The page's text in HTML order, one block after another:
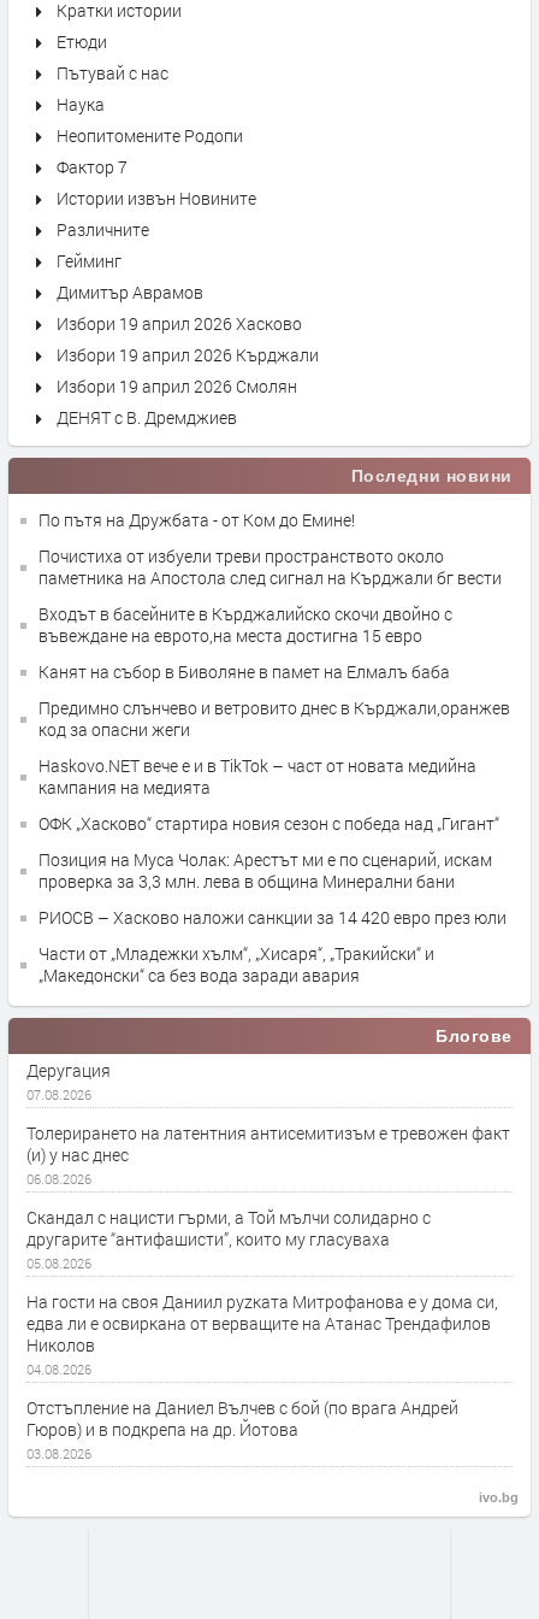
Кратки истории
Етюди
Пътувай с нас
Наука
Неопитомените Родопи
Фактор 7
Истории извън Новините
Различните
Гейминг
Димитър Аврамов
Избори 19 април 2026 Хасково
Избори 19 април 2026 Кърджали
Избори 19 април 2026 Смолян
ДЕНЯТ с В. Дремджиев
Последни новини
По пътя на Дружбата - от Ком до Емине!
Почистиха от избуели треви пространството около
паметника на Апостола след сигнал на Кърджали бг вести
Входът в басейните в Кърджалийско скочи двойно с
въвеждане на еврото,на места достигна 15 евро
Канят на събор в Биволяне в памет на Елмалъ баба
Предимно слънчево и ветровито днес в Кърджали,оранжев
код за опасни жеги
Haskovo.NET вече е и в TikTok – част от новата медийна
кампания на медията
ОФК „Хасково“ стартира новия сезон с победа над „Гигант“
Позиция на Муса Чолак: Арестът ми е по сценарий, искам
проверка за 3,3 млн. лева в община Минерални бани
РИОСВ – Хасково наложи санкции за 14 420 евро през юли
Части от „Младежки хълм“, „Хисаря“, „Тракийски“ и
„Македонски“ са без вода заради авария
Блогове
Деругация
07.08.2026
Толерирането на латентния антисемитизъм е тревожен факт
(и) у нас днес
06.08.2026
Скандал с нацисти гърми, а Той мълчи солидарно с
другарите “антифашисти”, които му гласуваха
05.08.2026
На гости на своя Даниил руzката Митрофанова е у дома си,
едва ли е освиркана от верващите на Атанас Трендафилов
Николов
04.08.2026
Отстъпление на Даниел Вълчев с бой (по врага Андрей
Гюров) и в подкрепа на др. Йотова
03.08.2026
ivo.bg